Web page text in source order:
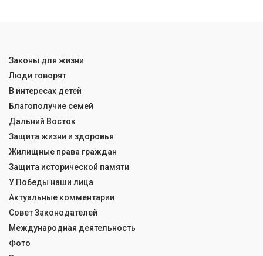
Законы для жизни
Люди говорят
В интересах детей
Благополучие семей
Дальний Восток
Защита жизни и здоровья
Жилищные права граждан
Защита исторической памяти
У Победы наши лица
Актуальные комментарии
Совет Законодателей
Международная деятельность
Фото